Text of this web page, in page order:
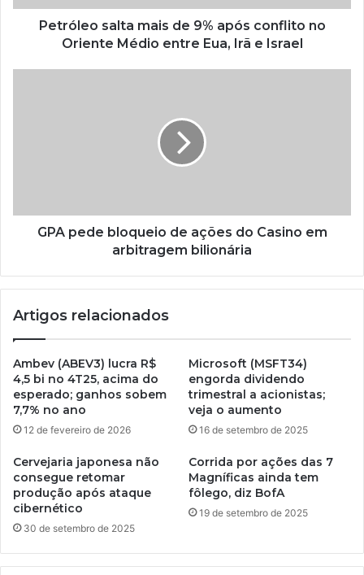
Petróleo salta mais de 9% após conflito no
Oriente Médio entre Eua, Irã e Israel
GPA pede bloqueio de ações do Casino em
arbitragem bilionária
Artigos relacionados
Ambev (ABEV3) lucra R$
4,5 bi no 4T25, acima do
esperado; ganhos sobem
7,7% no ano
12 de fevereiro de 2026
Microsoft (MSFT34)
engorda dividendo
trimestral a acionistas;
veja o aumento
16 de setembro de 2025
Cervejaria japonesa não
consegue retomar
produção após ataque
cibernético
30 de setembro de 2025
Corrida por ações das 7
Magníficas ainda tem
fôlego, diz BofA
19 de setembro de 2025